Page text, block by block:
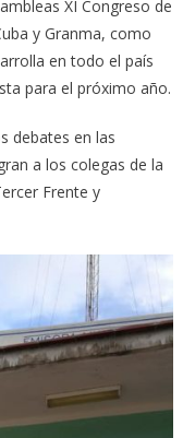
XI Congreso de
y Granma, como
en todo el país
para el próximo año.
debates en las
a los colegas de la
Frente y